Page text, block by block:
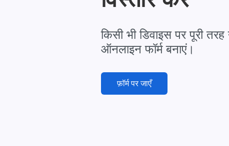
किसी भी डिवाइस पर पूरी तरह
ऑनलाइन फॉर्म बनाएं।
फ़ॉर्म पर जाएँ